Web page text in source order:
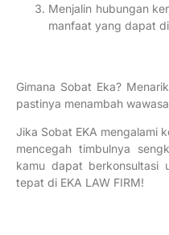
Menjalin hubungan
manfaat yang dapat
Gimana Sobat Eka?
pastinya menambah
Jika Sobat EKA mengalami
mencegah timbulnya
kamu dapat berkonsultasi
tepat di EKA LAW FIRM!